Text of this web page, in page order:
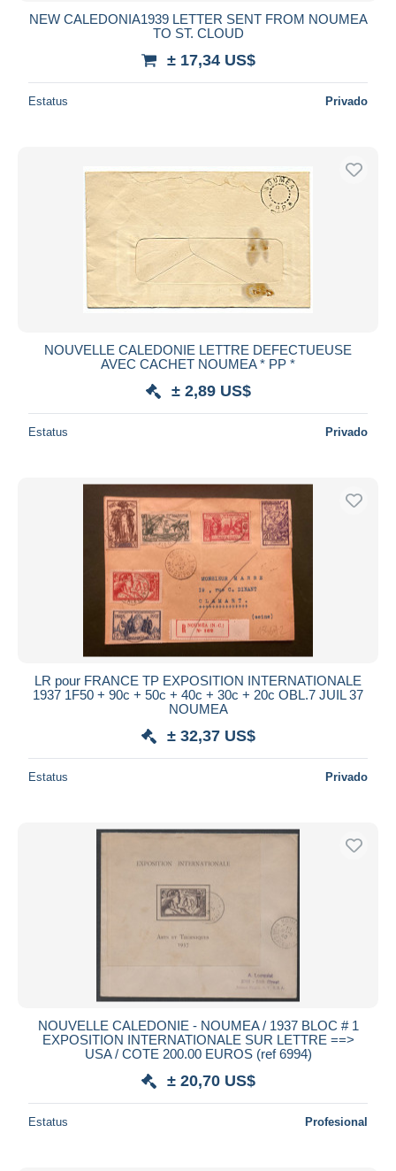
NEW CALEDONIA1939 LETTER SENT FROM NOUMEA
TO ST. CLOUD
± 17,34 US$
Estatus Privado
NOUVELLE CALEDONIE LETTRE DEFECTUEUSE
AVEC CACHET NOUMEA * PP *
± 2,89 US$
Estatus Privado
LR pour FRANCE TP EXPOSITION INTERNATIONALE
1937 1F50 + 90c + 50c + 40c + 30c + 20c OBL.7 JUIL 37
NOUMEA
± 32,37 US$
Estatus Privado
NOUVELLE CALEDONIE - NOUMEA / 1937 BLOC # 1
EXPOSITION INTERNATIONALE SUR LETTRE ==>
USA / COTE 200.00 EUROS (ref 6994)
± 20,70 US$
Estatus Profesional